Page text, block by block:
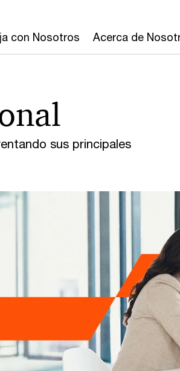
con Nosotros Acerca de
sus principales